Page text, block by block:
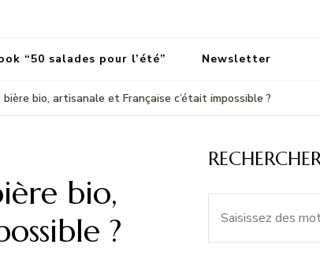
“50 salades pour l’été” Newsletter
bio, artisanale et Française c’était impossible ?
bio,
?